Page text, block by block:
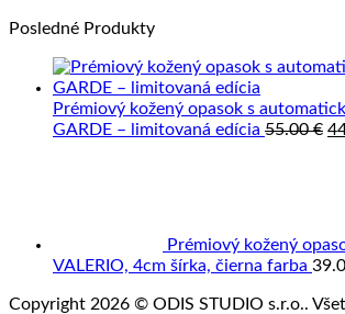
Posledné Produkty
Prémiový kožený opasok s
GARDE – limitovaná edícia 55.00€
Prémiový kožený
VALERIO, 4cm šírka, čierna farba
Copyright 2026 © ODIS STUDIO s.r.o..